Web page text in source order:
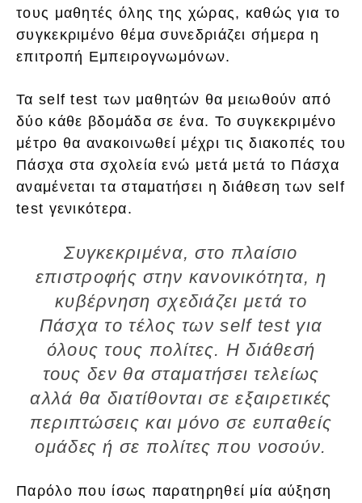
τους μαθητές όλης της χώρας, καθώς για το
συγκεκριμένο θέμα συνεδριάζει σήμερα η
επιτροπή Εμπειρογνωμόνων.
Τα self test των μαθητών θα μειωθούν από
δύο κάθε βδομάδα σε ένα. Το συγκεκριμένο
μέτρο θα ανακοινωθεί μέχρι τις διακοπές του
Πάσχα στα σχολεία ενώ μετά μετά το Πάσχα
αναμένεται τα σταματήσει η διάθεση των self
test γενικότερα.
Συγκεκριμένα, στο πλαίσιο
επιστροφής στην κανονικότητα, η
κυβέρνηση σχεδιάζει μετά το
Πάσχα το τέλος των self test για
όλους τους πολίτες. Η διάθεσή
τους δεν θα σταματήσει τελείως
αλλά θα διατίθονται σε εξαιρετικές
περιπτώσεις και μόνο σε ευπαθείς
ομάδες ή σε πολίτες που νοσούν.
Παρόλο που ίσως παρατηρηθεί μία αύξηση